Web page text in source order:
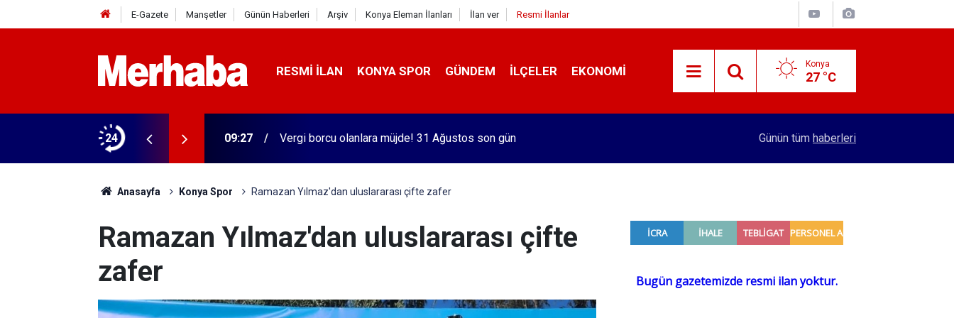
E-Gazete Manşetler Günün Haberleri Arşiv Konya Eleman İlanları İlan ver Resmi İlanlar
RESMI İLAN KONYA SPOR GÜNDEM İLÇELER EKONOMI Konya
27 °C
24 09:27 Vergi borcu olanlara müjde! 31 Ağustos son gün Konya'da takla atan otomobilin sürücüsü
Günün tüm haberleri
Anasayfa Konya Spor Ramazan Yılmaz'dan uluslararası çifte zafer
Ramazan Yılmaz'dan uluslararası çifte
zafer